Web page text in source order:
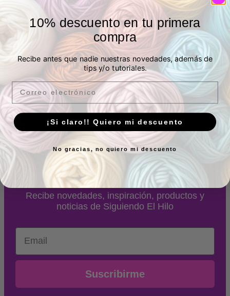
Tienda física
P.º de los Artilleros, 21 Posterior, Local 1, Vicálvaro,
28032 Madrid, España -Ver ubicación
Horario
Lunes a Viernes: 10.00 a 13.30h y 17.00 a 20.00h
Sábados:10.00 a 14.00h
Suscríbete a nuestra
newsletter
Recibe novedades, inspiración, productos y
noticias de Siguiendo El Hilo
Email
Suscribirme
10% descuento en tu primera
compra
Recibe antes que nadie nuestras novedades, además de
tips y/o tutoriales.
Email
¡Si claro!! Quiero mi descuento
No gracias, no quiero mi descuento